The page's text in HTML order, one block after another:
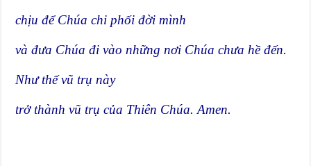
chịu để Chúa chi phối đời mình
và đưa Chúa đi vào những nơi Chúa chưa hề đến.
Như thế vũ trụ này
trở thành vũ trụ của Thiên Chúa. Amen.